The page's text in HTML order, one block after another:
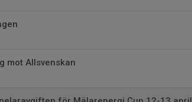
mot Allsvenskan